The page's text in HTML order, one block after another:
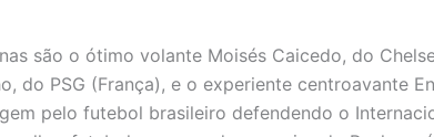
são o ótimo volante Moisés Caicedo, do
do PSG (França), e o experiente centroavante
pelo futebol brasileiro defendendo o